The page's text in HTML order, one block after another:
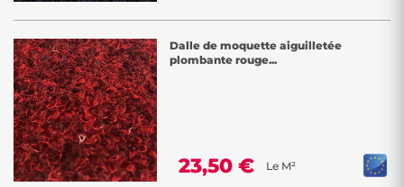
Dalle de moquette aiguilletée
plombante rouge...
23,50 € Le M²